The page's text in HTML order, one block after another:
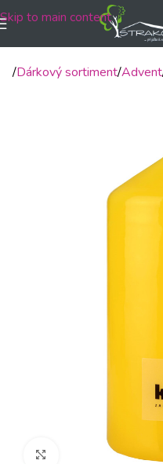
Skip to main content
Dárkový sortiment Advent
Klikněte pro zvětšení